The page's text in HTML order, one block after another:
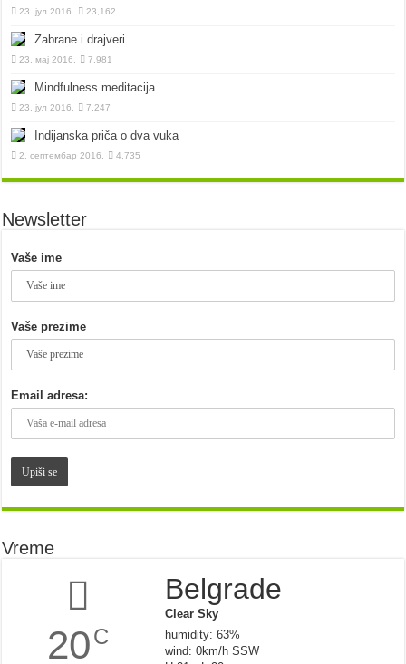
23. јул 2016. 23,162
Zabrane i drajveri
23. мај 2016. 7,981
Mindfulness meditacija
23. јул 2016. 7,247
Indijanska priča o dva vuka
2. септембар 2016. 4,735
Newsletter
Vaše ime
Vaše prezime
Email adresa:
Vreme
20C
Belgrade
Clear Sky
humidity: 63%
wind: 0km/h SSW